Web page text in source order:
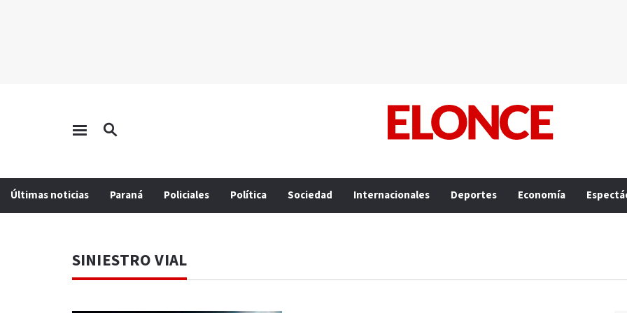
Últimas noticias Paraná Policiales Política Sociedad Internacionales Deportes Economía
SINIESTRO VIAL